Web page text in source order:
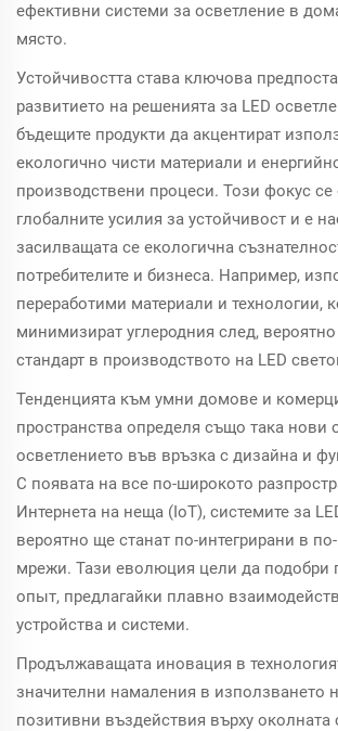
ефективни системи за осветление в
място.
Устойчивостта става ключова
развитието на решенията за LED
бъдещите продукти да акцентират
екологично чисти материали и
производствени процеси. Този фокус се
глобалните усилия за устойчивост и е
засилващата се екологична
потребителите и бизнеса. Например,
переработими материали и технологии,
минимизират углеродния след,
стандарт в производството на LED
Тенденцията към умни домове и
пространства определя също така нови
осветлението във връзка с дизайна и
С появата на все по-широкото
Интернета на неща (IoT), системите за
вероятно ще станат по-интегрирани в
мрежи. Тази еволюция цели да подобри
опыт, предлагайки плавно
устройства и системи.
Продължаващата иновация в
значителни намаления в използването
позитивни въздействия върху околната